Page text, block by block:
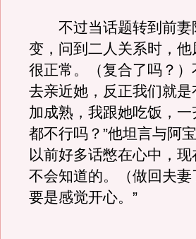
不过当话题转到前妻
变，问到二人关系时，
很正常。（复合了吗？
去亲近她，反正我们就
加成熟，我跟她吃饭，
都不行吗？”他坦言与阿
以前好多话憋在心中，
不会知道的。（做回夫
要是感觉开心。”